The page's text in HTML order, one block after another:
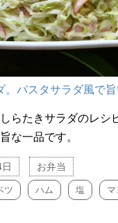
。パスタサラダ風で旨
らたきサラダのレシ
な一品です。
お弁当
ツ ハム 塩